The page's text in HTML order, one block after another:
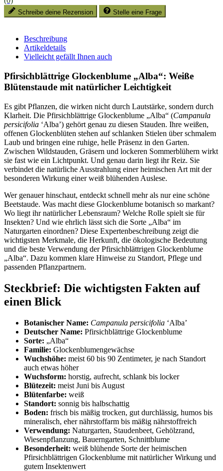
Schreibe deine Rezension Stelle eine Frage
Beschreibung
Artikeldetails
Vielleicht gefällt Ihnen auch
Pfirsichblättrige Glockenblume „Alba“: Weiße
Blütenstaude mit natürlicher Leichtigkeit
Es gibt Pflanzen, die wirken nicht durch Lautstärke, sondern durch
Klarheit. Die Pfirsichblättrige Glockenblume „Alba“ (Campanula
persicifolia ‘Alba’) gehört genau zu diesen Stauden. Ihre weißen,
offenen Glockenblüten stehen auf schlanken Stielen über schmalem
Laub und bringen eine ruhige, helle Präsenz in den Garten.
Zwischen Wildstauden, Gräsern und lockeren Sommerblühern wirkt
sie fast wie ein Lichtpunkt. Und genau darin liegt ihr Reiz. Sie
verbindet die natürliche Ausstrahlung einer heimischen Art mit der
besonderen Wirkung einer weiß blühenden Auslese.
Wer genauer hinschaut, entdeckt schnell mehr als nur eine schöne
Beetstaude. Was macht diese Glockenblume botanisch so markant?
Wo liegt ihr natürlicher Lebensraum? Welche Rolle spielt sie für
Insekten? Und wie ehrlich lässt sich die Sorte „Alba“ im
Naturgarten einordnen? Diese Expertenbeschreibung zeigt die
wichtigsten Merkmale, die Herkunft, die ökologische Bedeutung
und die beste Verwendung der Pfirsichblättrigen Glockenblume
„Alba“. Dazu kommen klare Hinweise zu Standort, Pflege und
passenden Pflanzpartnern.
Steckbrief: Die wichtigsten Fakten auf
einen Blick
Botanischer Name: Campanula persicifolia ‘Alba’
Deutscher Name: Pfirsichblättrige Glockenblume
Sorte: „Alba“
Familie: Glockenblumengewächse
Wuchshöhe: meist 60 bis 90 Zentimeter, je nach Standort
auch etwas höher
Wuchsform: horstig, aufrecht, schlank bis locker
Blütezeit: meist Juni bis August
Blütenfarbe: weiß
Standort: sonnig bis halbschattig
Boden: frisch bis mäßig trocken, gut durchlässig, humos bis
mineralisch, eher nährstoffarm bis mäßig nährstoffreich
Verwendung: Naturgarten, Staudenbeet, Gehölzrand,
Wiesenpflanzung, Bauerngarten, Schnittblume
Besonderheit: weiß blühende Sorte der heimischen
Pfirsichblättrigen Glockenblume mit natürlicher Wirkung und
gutem Insektenwert